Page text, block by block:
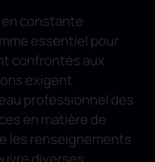
en constante
essentiel pour
confrontés aux
exigent
professionnel des
en matière de
les renseignements
diverses